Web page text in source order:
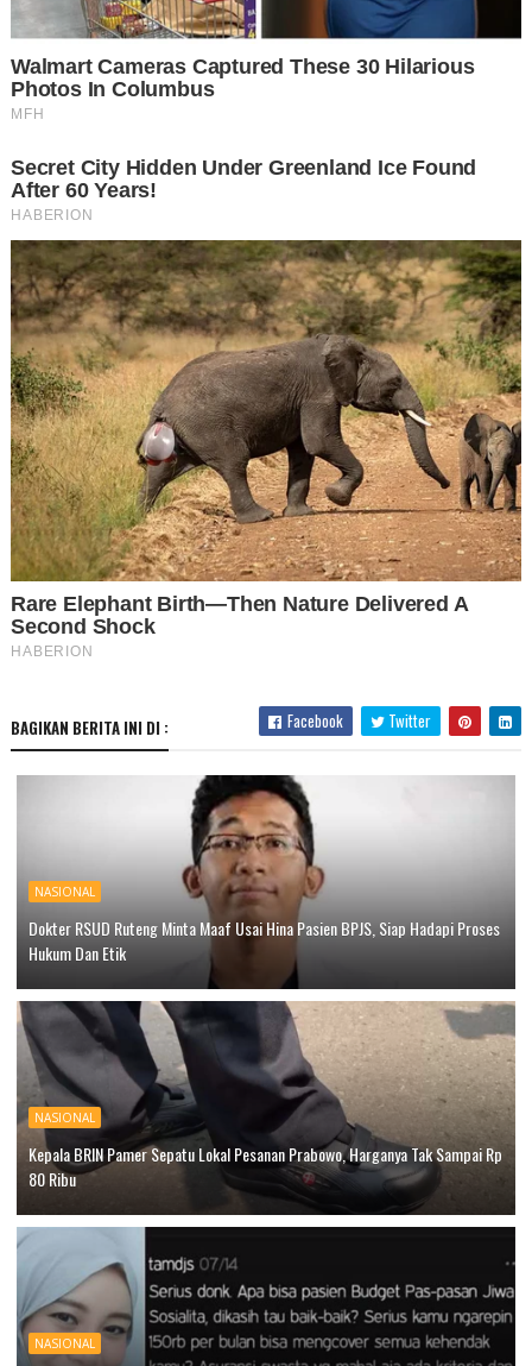
BAGIKAN BERITA INI DI : Facebook Twitter
NASIONAL
Dokter RSUD Ruteng Minta Maaf Usai Hina Pasien BPJS, Siap Hadapi Proses
Hukum Dan Etik
NASIONAL
Kepala BRIN Pamer Sepatu Lokal Pesanan Prabowo, Harganya Tak Sampai Rp
80 Ribu
NASIONAL